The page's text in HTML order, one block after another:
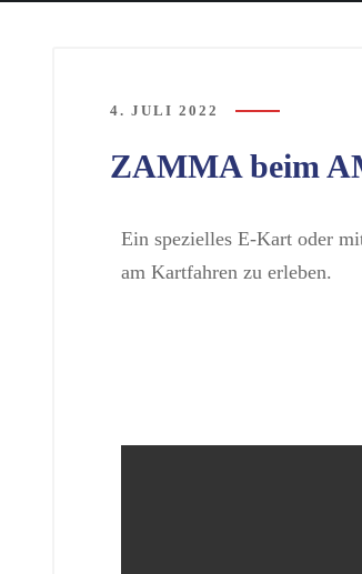
4. JULI 2022
ZAMMA beim
Ein spezielles E-Kart oder
am Kartfahren zu erleben.